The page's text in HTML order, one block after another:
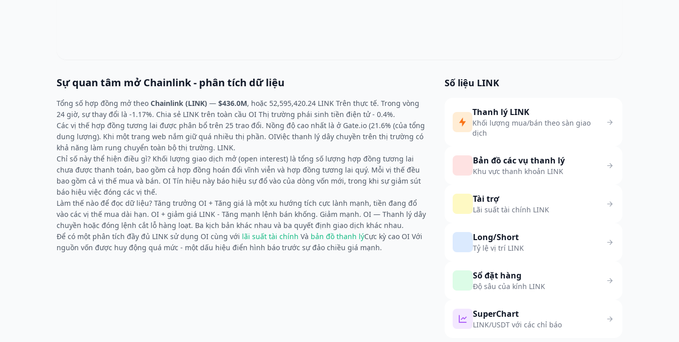
Sự quan tâm mở Chainlink - phân tích dữ liệu
Tổng số hợp đồng mở theo Chainlink (LINK) — $436.0M, hoặc 52,595,420.24 LINK Trên thực tế. Trong vòng
24 giờ, sự thay đổi là -1.17%. Chia sẻ LINK trên toàn cầu OI Thị trường phái sinh tiền điện tử - 0.4%.
Các vị thế hợp đồng tương lai được phân bổ trên 25 trao đổi. Nồng độ cao nhất là ở Gate.io (21.6% (của tổng
dung lượng). Khi một trang web nắm giữ quá nhiều thị phần. OIViệc thanh lý dây chuyền trên thị trường có
khả năng làm rung chuyển toàn bộ thị trường. LINK.
Chỉ số này thể hiện điều gì? Khối lượng giao dịch mở (open interest) là tổng số lượng hợp đồng tương lai
chưa được thanh toán, bao gồm cả hợp đồng hoán đổi vĩnh viễn và hợp đồng tương lai quý. Mỗi vị thế đều
bao gồm cả vị thế mua và bán. OI Tín hiệu này báo hiệu sự đổ vào của dòng vốn mới, trong khi sự giảm sút
báo hiệu việc đóng các vị thế.
Làm thế nào để đọc dữ liệu? Tăng trưởng OI + Tăng giá là một xu hướng tích cực lành mạnh, tiền đang đổ
vào các vị thế mua dài hạn. OI + giảm giá LINK - Tăng mạnh lệnh bán khống. Giảm mạnh. OI — Thanh lý dây
chuyền hoặc đóng lệnh cắt lỗ hàng loạt. Ba kịch bản khác nhau và ba quyết định giao dịch khác nhau.
Để có một phân tích đầy đủ LINK sử dụng OI cùng với lãi suất tài chính Và bản đồ thanh lýCực kỳ cao OI Với
nguồn vốn được huy động quá mức - một dấu hiệu điển hình báo trước sự đảo chiều giá mạnh.
Số liệu LINK
Thanh lý LINK
Khối lượng mua/bán theo sàn giao
dịch
Bản đồ các vụ thanh lý
Khu vực thanh khoản LINK
Tài trợ
Lãi suất tài chính LINK
Long/Short
Tỷ lệ vị trí LINK
Sổ đặt hàng
Độ sâu của kính LINK
SuperChart
LINK/USDT với các chỉ báo